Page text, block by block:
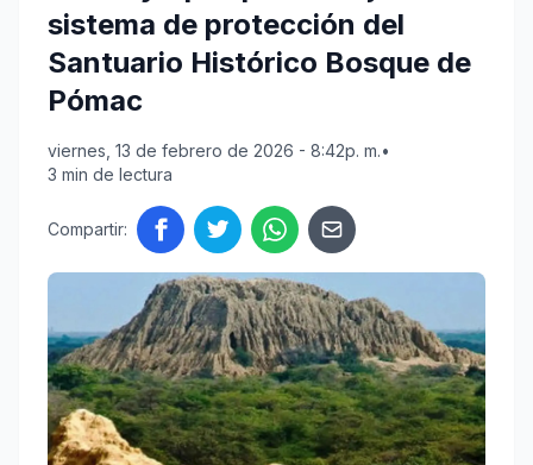
sistema de protección del
Santuario Histórico Bosque de
Pómac
viernes, 13 de febrero de 2026 - 8:42p. m.•
3 min de lectura
Compartir: